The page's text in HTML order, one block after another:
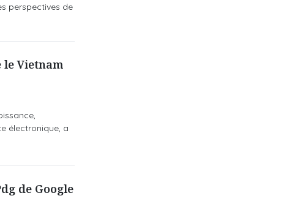
perspectives de
Vietnam
électronique, a
de Google